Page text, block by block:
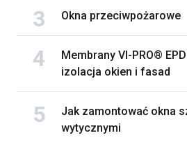
Okna przeciwpożarowe
Membrany VI-PRO®
izolacja okien i fasad
Jak zamontować okna
wytycznymi